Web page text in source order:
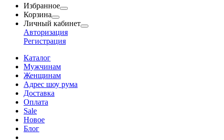
Избранное
Корзина
Личный кабинет
Авторизация
Регистрация
Каталог
Мужчинам
Женщинам
Адрес шоу рума
Доставка
Оплата
Sale
Новое
Блог